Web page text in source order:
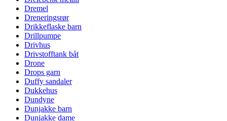
Dremel
Dreneringsrør
Drikkeflaske barn
Drillpumpe
Drivhus
Drivstofftank båt
Drone
Drops garn
Duffy sandaler
Dukkehus
Dundyne
Dunjakke barn
Dunjakke dame